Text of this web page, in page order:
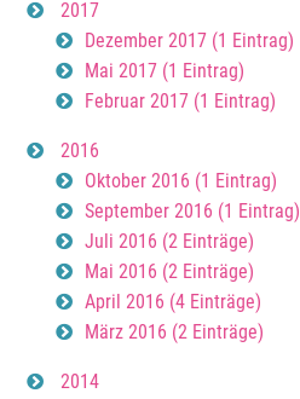
2017
Dezember 2017 (1 Eintrag)
Mai 2017 (1 Eintrag)
Februar 2017 (1 Eintrag)
2016
Oktober 2016 (1 Eintrag)
September 2016 (1 Eintrag)
Juli 2016 (2 Einträge)
Mai 2016 (2 Einträge)
April 2016 (4 Einträge)
März 2016 (2 Einträge)
2014